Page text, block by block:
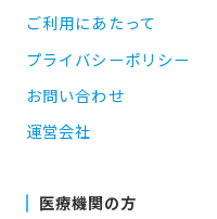
ご利用にあたって
プライバシーポリシー
お問い合わせ
運営会社
医療機関の方